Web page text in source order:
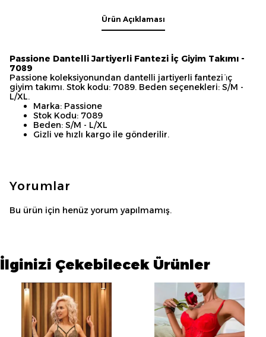
Ürün Açıklaması
Passione Dantelli Jartiyerli Fantezi İç Giyim Takımı -
7089
Passione koleksiyonundan dantelli jartiyerli fantezi i̇ç
giyim takımı. Stok kodu: 7089. Beden seçenekleri: S/M -
L/XL.
Marka: Passione
Stok Kodu: 7089
Beden: S/M - L/XL
Gizli ve hızlı kargo ile gönderilir.
Yorumlar
Bu ürün için henüz yorum yapılmamış.
İlginizi Çekebilecek Ürünler